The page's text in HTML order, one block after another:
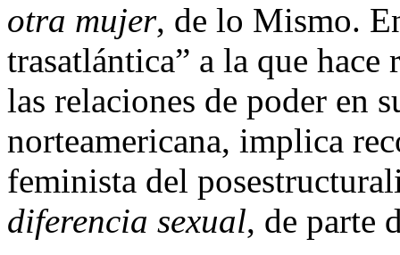
otra mujer, de lo Mismo.
trasatlántica” a la que
las relaciones de poder en
norteamericana, implica
feminista del
diferencia sexual, de parte